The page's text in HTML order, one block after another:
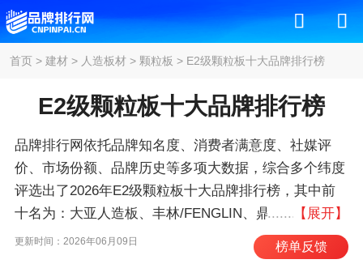
首页 > 建材> 人造板材> 颗粒板 > E2级颗粒板十大品牌排行榜
E2级颗粒板十大品牌排行榜
品牌排行网依托品牌知名度、消费者满意度、社媒评
价、市场份额、品牌历史等多项大数据，综合多个纬度
评选出了2026年E2级颗粒板十大品牌排行榜，其中前
十名为：大亚人造板、丰林/FENGLIN、鼎丰木业、露
水河/DEWRIVER、宁丰木业、福人/FUREN、万华禾香
板/Wanhua、高林/GAOLIN、派阳山、克诺斯邦 。我们
【展开】
更新时间：2026年06月09日 榜单反馈